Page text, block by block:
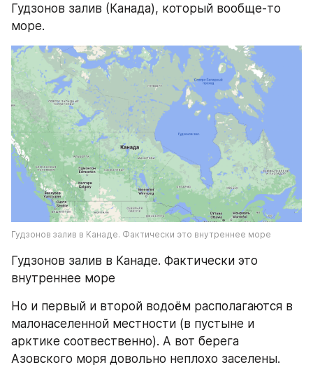
Гудзонов залив (Канада), который вообще-то
море.
Гудзонов залив в Канаде. Фактически это внутреннее море
Гудзонов залив в Канаде. Фактически это
внутреннее море
Но и первый и второй водоём располагаются в
малонаселенной местности (в пустыне и
арктике соотвественно). А вот берега
Азовского моря довольно неплохо заселены.